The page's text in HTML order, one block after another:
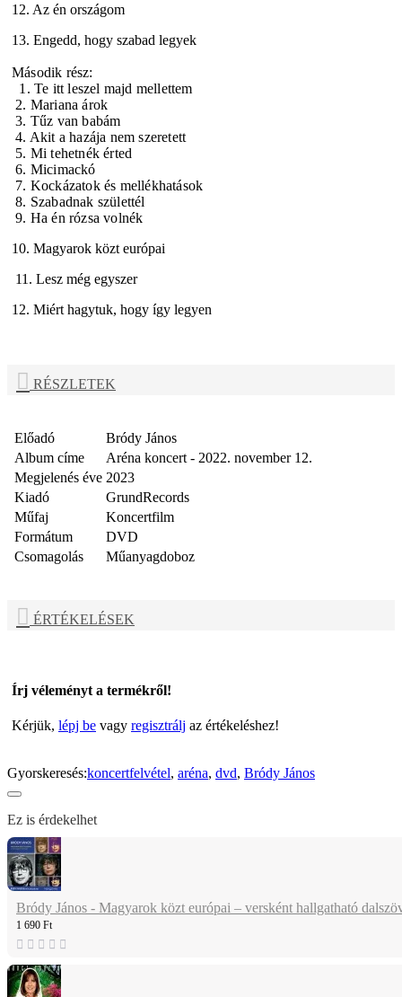
12. Az én országom
13. Engedd, hogy szabad legyek
Második rész:
1. Te itt leszel majd mellettem
2. Mariana árok
3. Tűz van babám
4. Akit a hazája nem szeretett
5. Mi tehetnék érted
6. Micimackó
7. Kockázatok és mellékhatások
8. Szabadnak születtél
9. Ha én rózsa volnék
10. Magyarok közt európai
11. Lesz még egyszer
12. Miért hagytuk, hogy így legyen
RÉSZLETEK
Előadó
Bródy János
Album címe
Aréna koncert - 2022. november 12.
Megjelenés éve 2023
Kiadó
GrundRecords
Műfaj
Koncertfilm
Formátum
DVD
Csomagolás
Műanyagdoboz
ÉRTÉKELÉSEK
Írj véleményt a termékről!
Kérjük, lépj be vagy regisztrálj az értékeléshez!
Gyorskeresés:koncertfelvétel, aréna, dvd, Bródy János
Ez is érdekelhet
Bródy János - Magyarok közt európai – versként hallgatható
1 690 Ft